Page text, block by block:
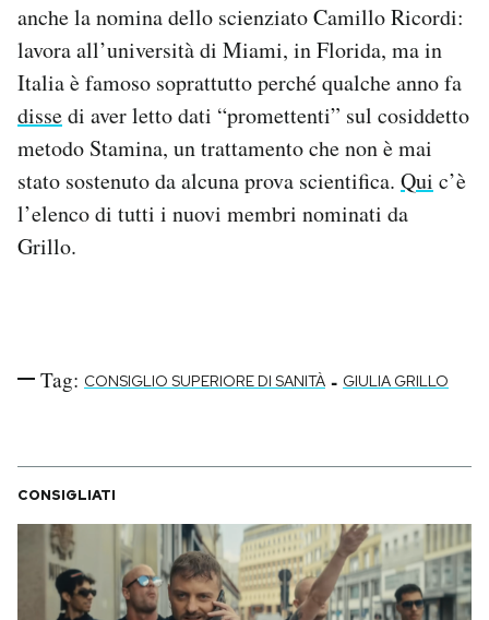
Area Personale
Newsletter
Hai bisogno di aiuto?
Esci
anche la nomina dello scienziato Camillo Ricordi:
lavora all’università di Miami, in Florida, ma in
Italia è famoso soprattutto perché qualche anno fa
dissedi aver letto dati “promettenti” sul cosiddetto
metodo Stamina, un trattamento che non è mai
stato sostenuto da alcuna prova scientifica. Qui c’è
l’elenco di tutti i nuovi membri nominati da
Grillo.
Tag: CONSIGLIO SUPERIORE DI SANITÀ - GIULIA GRILLO
CONSIGLIATI